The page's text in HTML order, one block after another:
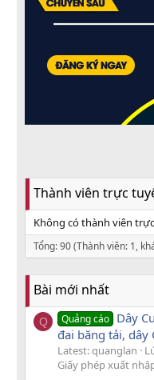
Thành viên trực
Không có thành viên
Tổng: 90 (Thành viên: 1,
Bài mới nhất
Q Quảng cáo Dây
đai băng tải, dây
Latest: quanglan
Giấy phép xuất